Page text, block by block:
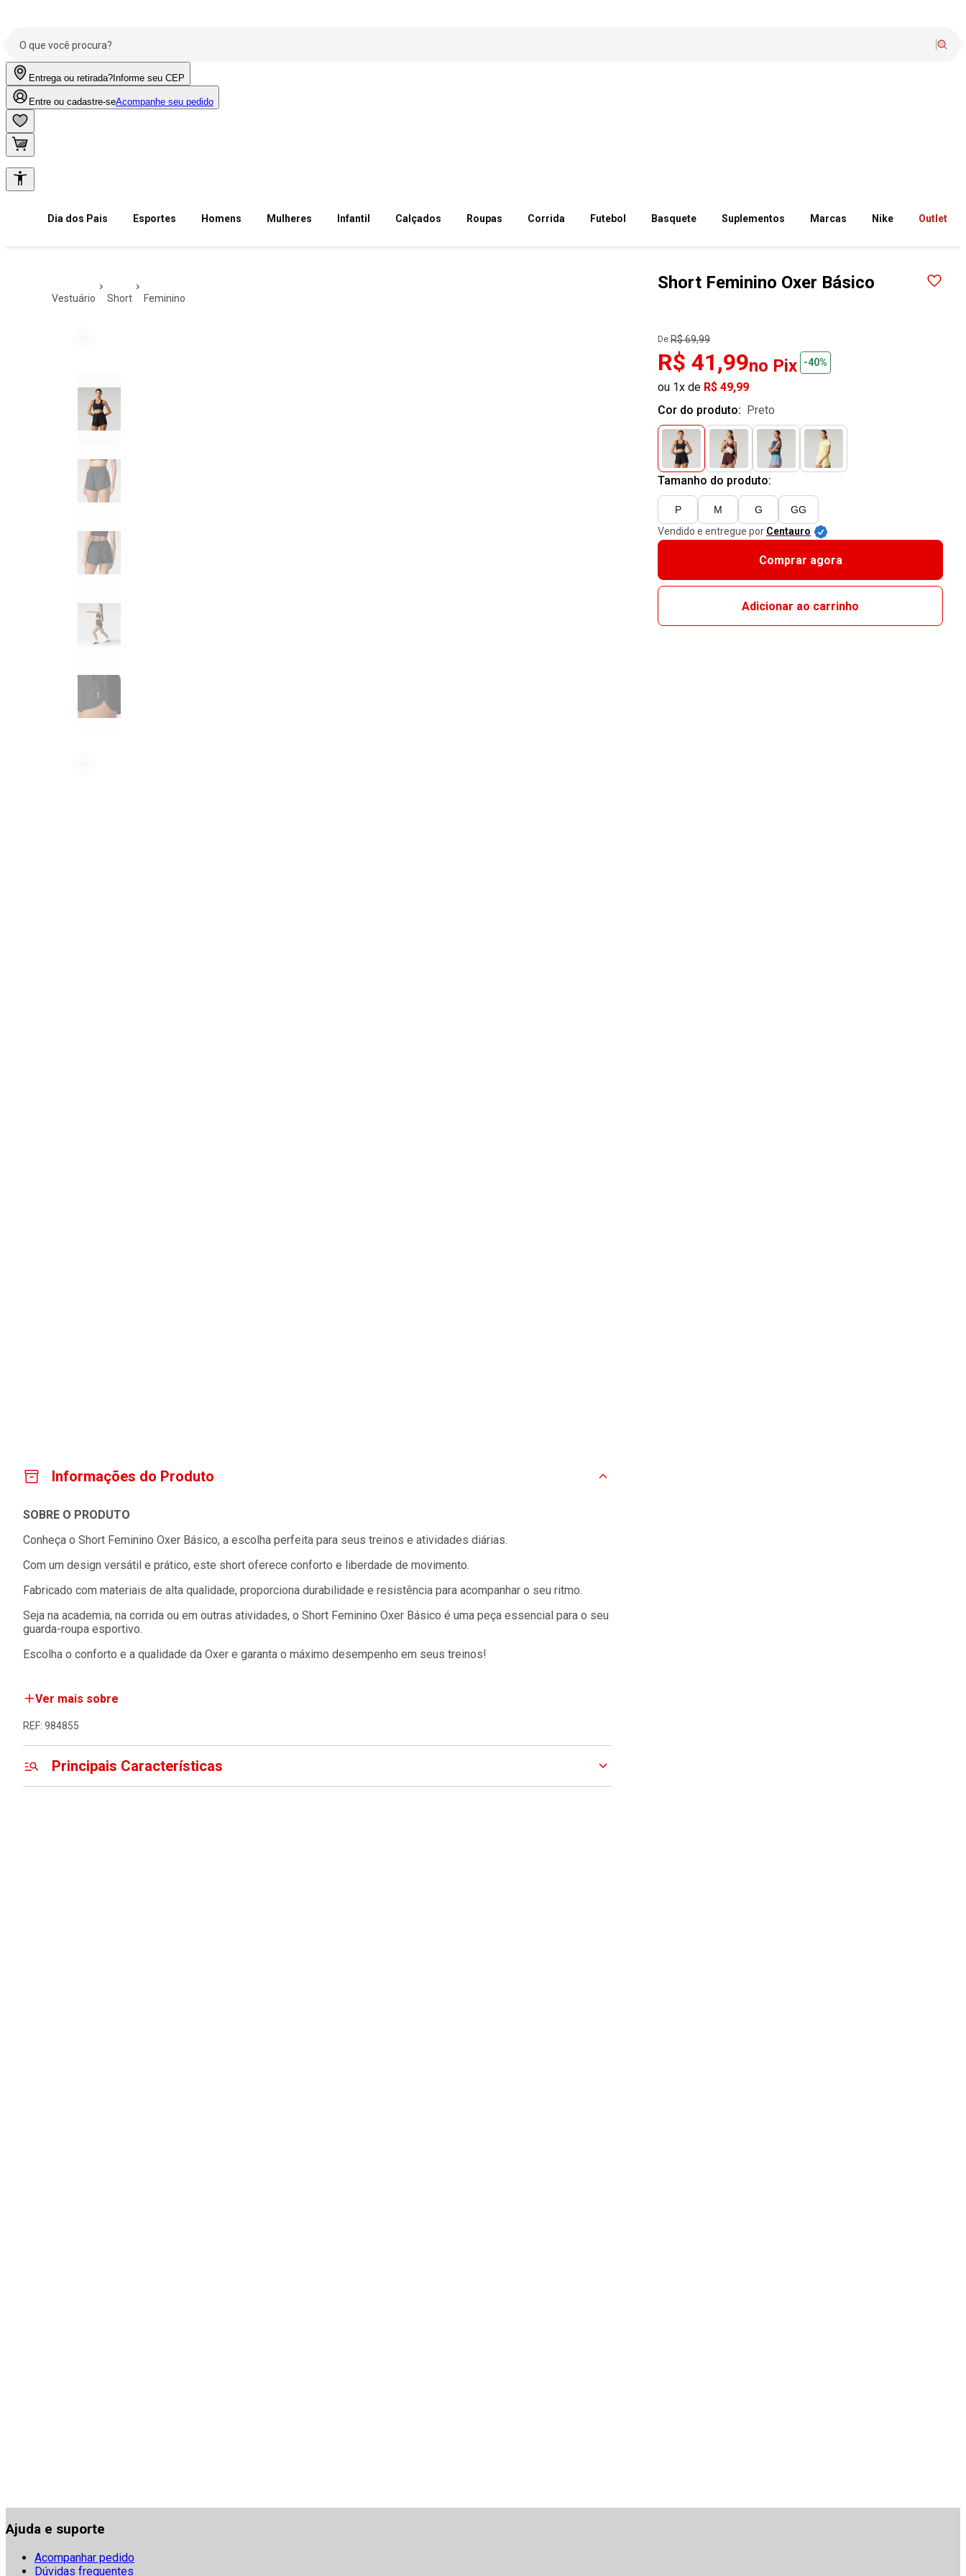
Entrega ou retirada? Informe seu CEP
Entre ou cadastre-seAcompanhe seu pedido
Dia dos Pais Esportes Homens Mulheres Infantil Calçados Roupas Corrida Futebol Basquete Suplementos Marcas Nike Outlet
vestuário short feminino
Short Feminino Oxer Básico
De:R$ 69,99
R$ 41,99no Pix -40%
ou 1x de R$ 49,99
Cor do produto:
preto
Tamanho do produto:
P M G
GG
Vendido e entregue por Centauro
Comprar agora
Adicionar ao carrinho
Informações do Produto
SOBRE O PRODUTO
Conheça o Short Feminino Oxer Básico, a escolha perfeita para seus treinos e atividades diárias.
Com um design versátil e prático, este short oferece conforto e liberdade de movimento.
Fabricado com materiais de alta qualidade, proporciona durabilidade e resistência para acompanhar o seu ritmo.
Seja na academia, na corrida ou em outras atividades, o Short Feminino Oxer Básico é uma peça essencial para o seu
guarda-roupa esportivo.
Escolha o conforto e a qualidade da Oxer e garanta o máximo desempenho em seus treinos!
Ver mais sobre
REF: 984855
Principais Características
Ajuda e suporte
Acompanhar pedido
Dúvidas frequentes